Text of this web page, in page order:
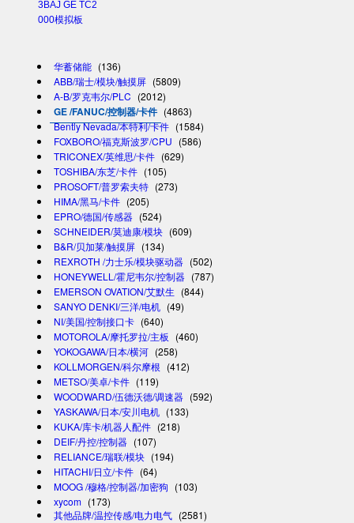
3BAJ GE TC2
000模拟板
华蓄储能 (136)
ABB/瑞士/模块/触摸屏 (5809)
A-B/罗克韦尔/PLC (2012)
GE /FANUC/控制器/卡件 (4863)
Bently Nevada/本特利/卡件 (1584)
FOXBORO/福克斯波罗/CPU (586)
TRICONEX/英维思/卡件 (629)
TOSHIBA/东芝/卡件 (105)
PROSOFT/普罗索夫特 (273)
HIMA/黑马/卡件 (205)
EPRO/德国/传感器 (524)
SCHNEIDER/莫迪康/模块 (609)
B&R/贝加莱/触摸屏 (134)
REXROTH /力士乐/模块驱动器 (502)
HONEYWELL/霍尼韦尔/控制器 (787)
EMERSON OVATION/艾默生 (844)
SANYO DENKI/三洋/电机 (49)
NI/美国/控制接口卡 (640)
MOTOROLA/摩托罗拉/主板 (460)
YOKOGAWA/日本/横河 (258)
KOLLMORGEN/科尔摩根 (412)
METSO/美卓/卡件 (119)
WOODWARD/伍德沃德/调速器 (592)
YASKAWA/日本/安川电机 (133)
KUKA/库卡/机器人配件 (218)
DEIF/丹控/控制器 (107)
RELIANCE/瑞联/模块 (194)
HITACHI/日立/卡件 (64)
MOOG /穆格/控制器/加密狗 (103)
xycom (173)
其他品牌/温控传感/电力电气 (2581)